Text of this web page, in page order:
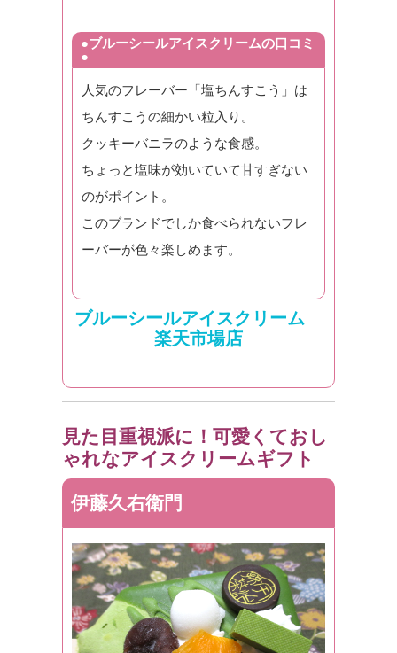
●ブルーシールアイスクリームの口コミ
●
人気のフレーバー「塩ちんすこう」は
ちんすこうの細かい粒入り。
クッキーバニラのような食感。
ちょっと塩味が効いていて甘すぎない
のがポイント。
このブランドでしか食べられないフレ
ーバーが色々楽しめます。
ブルーシールアイスクリーム
楽天市場店
見た目重視派に！可愛くておし
ゃれなアイスクリームギフト
伊藤久右衛門